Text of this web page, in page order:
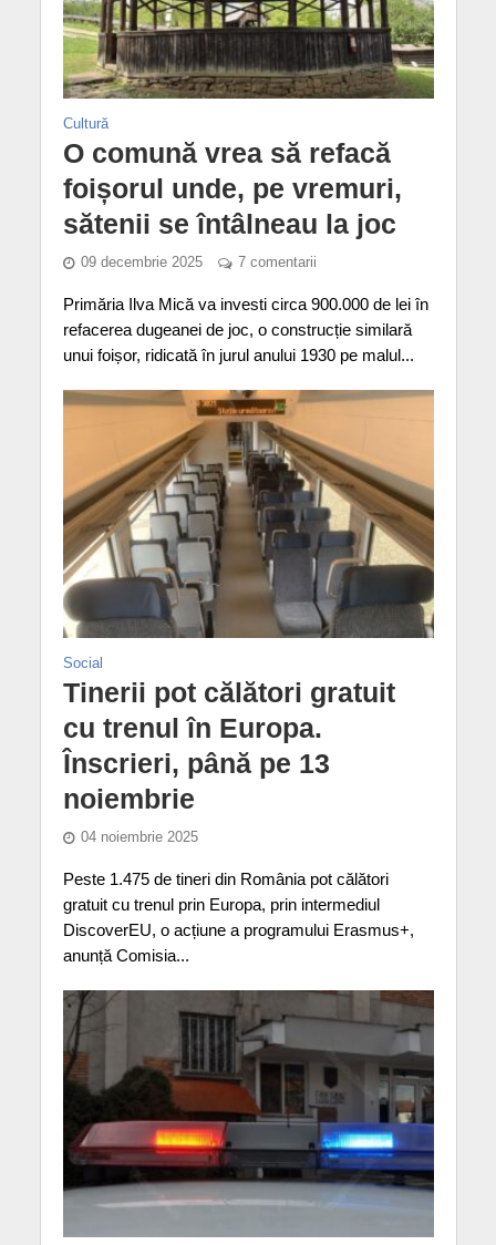
Cultură
O comună vrea să refacă
foișorul unde, pe vremuri,
sătenii se întâlneau la joc
09 decembrie 2025 7 comentarii
Primăria Ilva Mică va investi circa 900.000 de lei în
refacerea dugeanei de joc, o construcție similară
unui foișor, ridicată în jurul anului 1930 pe malul...
Social
Tinerii pot călători gratuit
cu trenul în Europa.
Înscrieri, până pe 13
noiembrie
04 noiembrie 2025
Peste 1.475 de tineri din România pot călători
gratuit cu trenul prin Europa, prin intermediul
DiscoverEU, o acțiune a programului Erasmus+,
anunță Comisia...